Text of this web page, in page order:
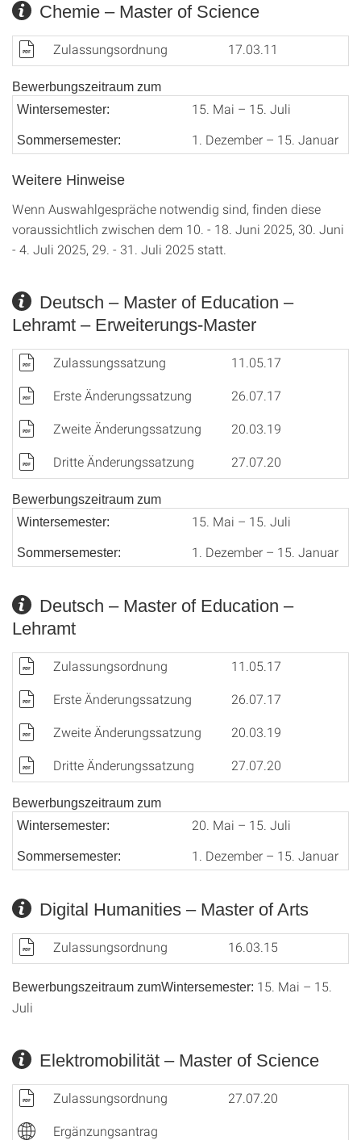
Chemie – Master of Science
Zulassungsordnung 17.03.11
Bewerbungszeitraum zum
Wintersemester:
15. Mai – 15. Juli
Sommersemester: 1. Dezember – 15. Januar
Weitere Hinweise
Wenn Auswahlgespräche notwendig sind, finden diese
voraussichtlich zwischen dem 10. - 18. Juni 2025, 30. Juni
- 4. Juli 2025, 29. - 31. Juli 2025 statt.
Deutsch – Master of Education –
Lehramt – Erweiterungs-Master
Zulassungssatzung
11.05.17
Erste Änderungssatzung
26.07.17
Zweite Änderungssatzung
20.03.19
Dritte Änderungssatzung
27.07.20
Bewerbungszeitraum zum
Wintersemester:
15. Mai – 15. Juli
Sommersemester: 1. Dezember – 15. Januar
Deutsch – Master of Education –
Lehramt
Zulassungsordnung
11.05.17
Erste Änderungssatzung
26.07.17
Zweite Änderungssatzung
20.03.19
Dritte Änderungssatzung
27.07.20
Bewerbungszeitraum zum
Wintersemester:
20. Mai – 15. Juli
Sommersemester: 1. Dezember – 15. Januar
Digital Humanities – Master of Arts
Zulassungsordnung 16.03.15
Bewerbungszeitraum zumWintersemester: 15. Mai – 15.
Juli
Elektromobilität – Master of Science
Zulassungsordnung
27.07.20
Ergänzungsantrag